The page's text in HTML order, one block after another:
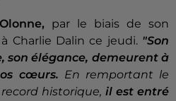
par le biais de son
Charlie Dalin ce jeudi. "Son
son élégance, demeurent à
cœurs. En remportant le
historique, il est entré